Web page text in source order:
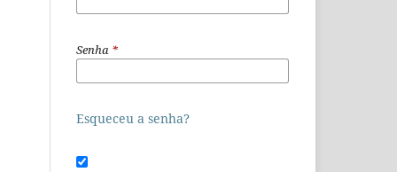
Senha *
Esqueceu a senha?